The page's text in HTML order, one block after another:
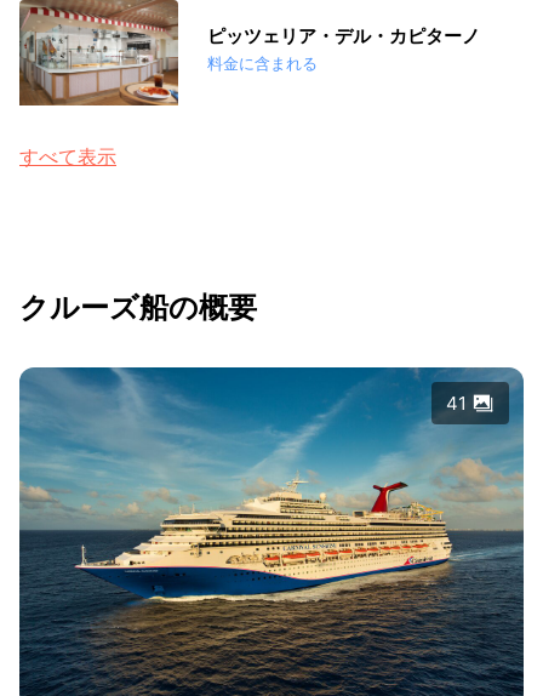
ピッツェリア・デル・カピターノ
料金に含まれる
すべて表示
クルーズ船の概要
41